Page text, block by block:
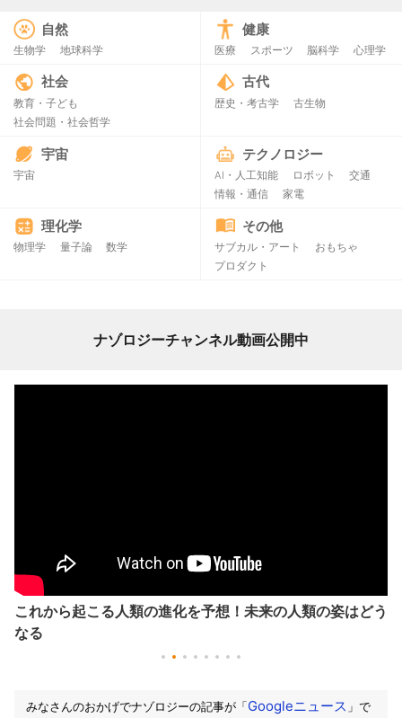
自然
生物学 地球科学
健康
医療 スポーツ 脳科学 心理学
社会
教育・子ども
社会問題・社会哲学
古代
歴史・考古学 古生物
宇宙
宇宙
テクノロジー
AI・人工知能 ロボット
交通
情報・通信
家電
理化学
物理学 量子論 数学
その他
サブカル・アート
おもちゃ
プロダクト
ナゾロジーチャンネル動画公開中
これから起こる人類の進化を予想！未来の人類の姿はどう
なる
みなさんのおかげでナゾロジーの記事が「Googleニュース 」で